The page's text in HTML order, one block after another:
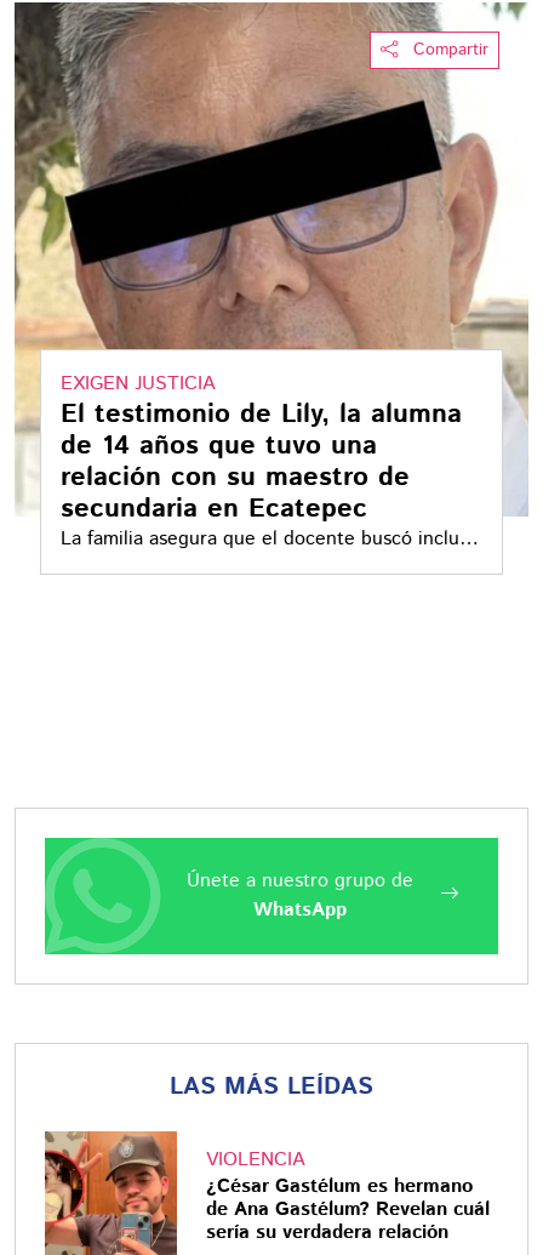
sido su alumna y se habría casado con él siendo
menor de edad
Compartir
EXIGEN JUSTICIA
El testimonio de Lily, la alumna
de 14 años que tuvo una
relación con su maestro de
secundaria en Ecatepec
La familia asegura que el docente buscó incluso
pedir permiso para formalizar la relación,
Únete a nuestro grupo de
WhatsApp
LAS MÁS LEÍDAS
VIOLENCIA
¿César Gastélum es hermano
de Ana Gastélum? Revelan cuál
sería su verdadera relación